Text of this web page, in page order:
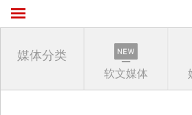
媒体分类
软文媒体